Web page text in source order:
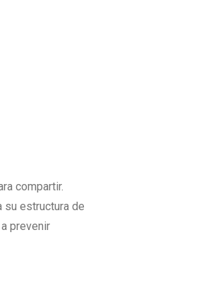
compartir.
su estructura de
prevenir